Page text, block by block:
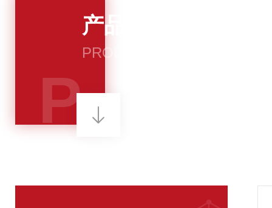
产品中心
PRODUCTS
P